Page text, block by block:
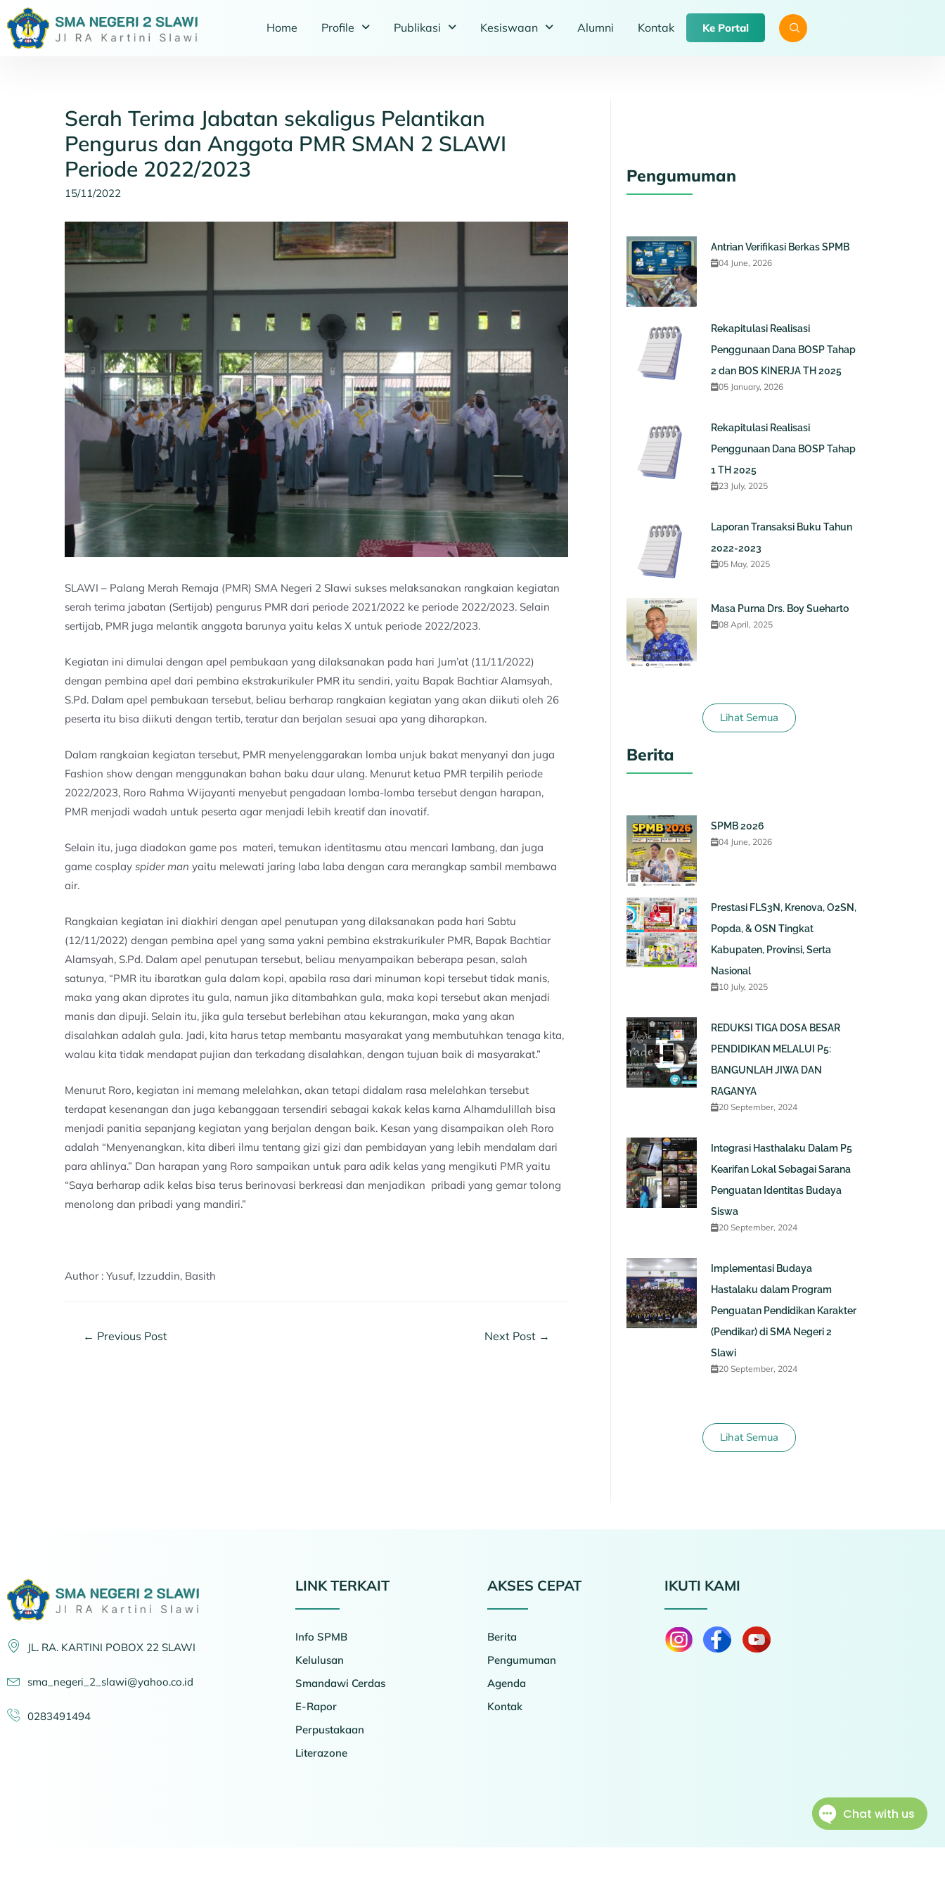
Home Profile Publikasi Kesiswaan Alumni Kontak Ke Portal
Serah Terima Jabatan sekaligus Pelantikan
Pengurus dan Anggota PMR SMAN 2 SLAWI
Periode 2022/2023
15/11/2022
SLAWI – Palang Merah Remaja (PMR) SMA Negeri 2 Slawi sukses melaksanakan rangkaian kegiatan
serah terima jabatan (Sertijab) pengurus PMR dari periode 2021/2022 ke periode 2022/2023. Selain
sertijab, PMR juga melantik anggota barunya yaitu kelas X untuk periode 2022/2023.
Kegiatan ini dimulai dengan apel pembukaan yang dilaksanakan pada hari Jum’at (11/11/2022)
dengan pembina apel dari pembina ekstrakurikuler PMR itu sendiri, yaitu Bapak Bachtiar Alamsyah,
S.Pd. Dalam apel pembukaan tersebut, beliau berharap rangkaian kegiatan yang akan diikuti oleh 26
peserta itu bisa diikuti dengan tertib, teratur dan berjalan sesuai apa yang diharapkan.
Dalam rangkaian kegiatan tersebut, PMR menyelenggarakan lomba unjuk bakat menyanyi dan juga
Fashion show dengan menggunakan bahan baku daur ulang. Menurut ketua PMR terpilih periode
2022/2023, Roro Rahma Wijayanti menyebut pengadaan lomba-lomba tersebut dengan harapan,
PMR menjadi wadah untuk peserta agar menjadi lebih kreatif dan inovatif.
Selain itu, juga diadakan game pos materi, temukan identitasmu atau mencari lambang, dan juga
game cosplay spider man yaitu melewati jaring laba laba dengan cara merangkap sambil membawa
air.
Rangkaian kegiatan ini diakhiri dengan apel penutupan yang dilaksanakan pada hari Sabtu
(12/11/2022) dengan pembina apel yang sama yakni pembina ekstrakurikuler PMR, Bapak Bachtiar
Alamsyah, S.Pd. Dalam apel penutupan tersebut, beliau menyampaikan beberapa pesan, salah
satunya, “PMR itu ibaratkan gula dalam kopi, apabila rasa dari minuman kopi tersebut tidak manis,
maka yang akan diprotes itu gula, namun jika ditambahkan gula, maka kopi tersebut akan menjadi
manis dan dipuji. Selain itu, jika gula tersebut berlebihan atau kekurangan, maka yang akan
disalahkan adalah gula. Jadi, kita harus tetap membantu masyarakat yang membutuhkan tenaga kita,
walau kita tidak mendapat pujian dan terkadang disalahkan, dengan tujuan baik di masyarakat.”
Menurut Roro, kegiatan ini memang melelahkan, akan tetapi didalam rasa melelahkan tersebut
terdapat kesenangan dan juga kebanggaan tersendiri sebagai kakak kelas karna Alhamdulillah bisa
menjadi panitia sepanjang kegiatan yang berjalan dengan baik. Kesan yang disampaikan oleh Roro
adalah “Menyenangkan, kita diberi ilmu tentang gizi gizi dan pembidayan yang lebih mendalam dari
para ahlinya.” Dan harapan yang Roro sampaikan untuk para adik kelas yang mengikuti PMR yaitu
“Saya berharap adik kelas bisa terus berinovasi berkreasi dan menjadikan pribadi yang gemar tolong
menolong dan pribadi yang mandiri.”
Author : Yusuf, Izzuddin, Basith
← Previous Post Next Post →
Pengumuman
Antrian Verifikasi Berkas SPMB
04 June, 2026
Rekapitulasi Realisasi
Penggunaan Dana BOSP Tahap
2 dan BOS KINERJA TH 2025
05 January, 2026
Rekapitulasi Realisasi
Penggunaan Dana BOSP Tahap
1 TH 2025
23 July, 2025
Laporan Transaksi Buku Tahun
2022-2023
05 May, 2025
Masa Purna Drs. Boy Sueharto
08 April, 2025
Lihat Semua
Berita
SPMB 2026
04 June, 2026
Prestasi FLS3N, Krenova, O2SN,
Popda, & OSN Tingkat
Kabupaten, Provinsi, Serta
Nasional
10 July, 2025
REDUKSI TIGA DOSA BESAR
PENDIDIKAN MELALUI P5:
BANGUNLAH JIWA DAN
RAGANYA
20 September, 2024
Integrasi Hasthalaku Dalam P5
Kearifan Lokal Sebagai Sarana
Penguatan Identitas Budaya
Siswa
20 September, 2024
Implementasi Budaya
Hastalaku dalam Program
Penguatan Pendidikan Karakter
(Pendikar) di SMA Negeri 2
Slawi
20 September, 2024
Lihat Semua
JL. RA. KARTINI POBOX 22 SLAWI
sma_negeri_2_slawi@yahoo.co.id
0283491494
LINK TERKAIT
Info SPMB
Kelulusan
Smandawi Cerdas
E-Rapor
Perpustakaan
Literazone
AKSES CEPAT
Berita
Pengumuman
Agenda
Kontak
IKUTI KAMI